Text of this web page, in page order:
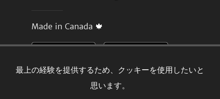
最上の経験を提供するため、クッキーを使用したいと
思います。
Made in Canada 🍁